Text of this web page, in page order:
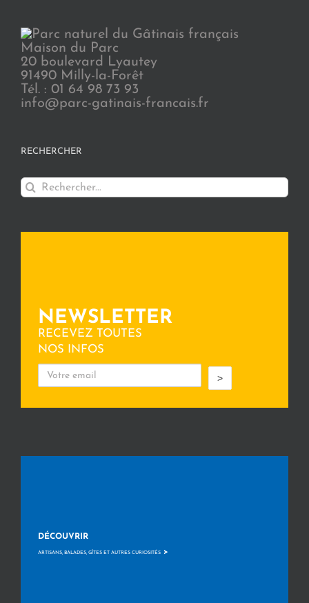
Maison du Parc
20 boulevard Lyautey
91490 Milly-la-Forêt
Tél. : 01 64 98 73 93
info@parc-gatinais-francais.fr
RECHERCHER
Rechercher:
NEWSLETTER
RECEVEZ TOUTES
NOS INFOS
>
DÉCOUVRIR
ARTISANS, BALADES, GÎTES ET AUTRES CURIOSITÉS >